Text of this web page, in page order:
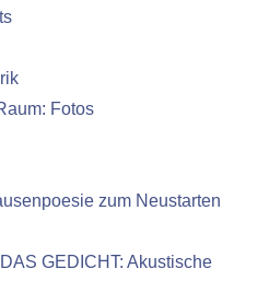
Fotos
zum Neustarten
GEDICHT: Akustische